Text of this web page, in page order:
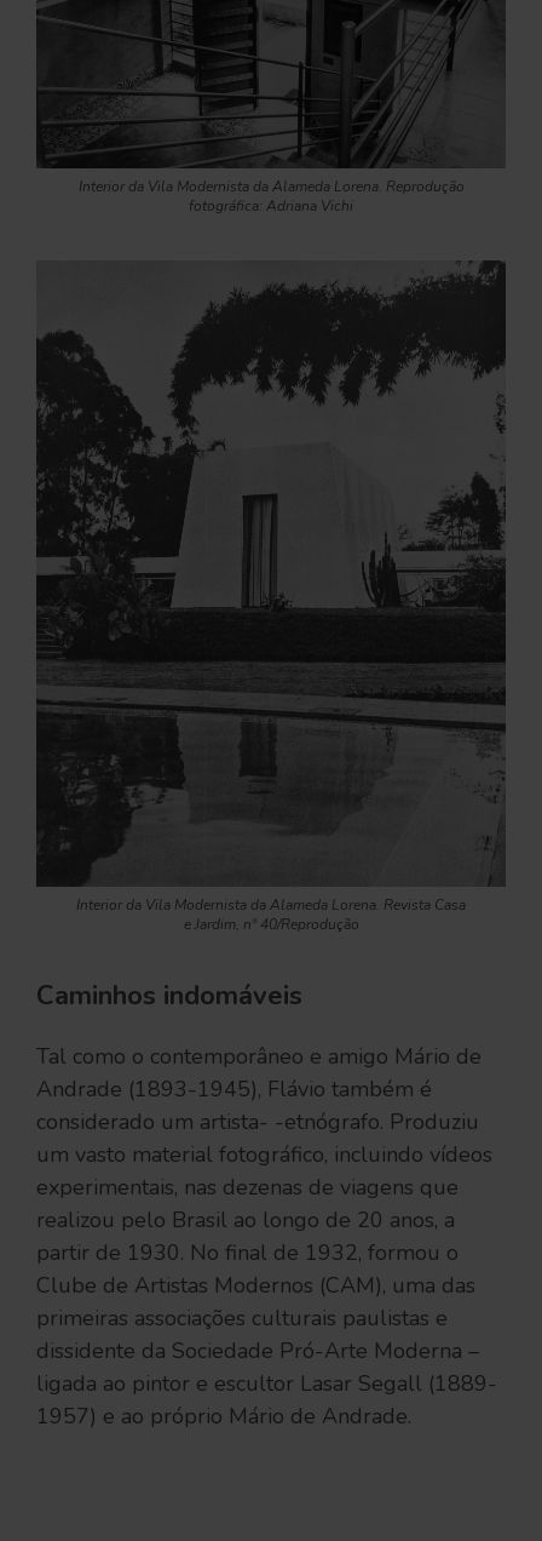
Interior da Vila Modernista da Alameda Lorena. Reprodução
fotográfica: Adriana Vichi
Interior da Vila Modernista da Alameda Lorena. Revista Casa
e Jardim, nº 40/Reprodução
Caminhos indomáveis
Tal como o contemporâneo e amigo Mário de
Andrade (1893-1945), Flávio também é
considerado um artista- -etnógrafo. Produziu
um vasto material fotográfico, incluindo vídeos
experimentais, nas dezenas de viagens que
realizou pelo Brasil ao longo de 20 anos, a
partir de 1930. No final de 1932, formou o
Clube de Artistas Modernos (CAM), uma das
primeiras associações culturais paulistas e
dissidente da Sociedade Pró-Arte Moderna –
ligada ao pintor e escultor Lasar Segall (1889-
1957) e ao próprio Mário de Andrade.